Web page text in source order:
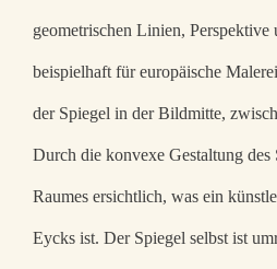
geometrischen Linien,
beispielhaft für europäische
der Spiegel in der Bildmitte,
Durch die konvexe Gestaltung des
Raumes ersichtlich, was ein
Eycks ist. Der Spiegel selbst ist